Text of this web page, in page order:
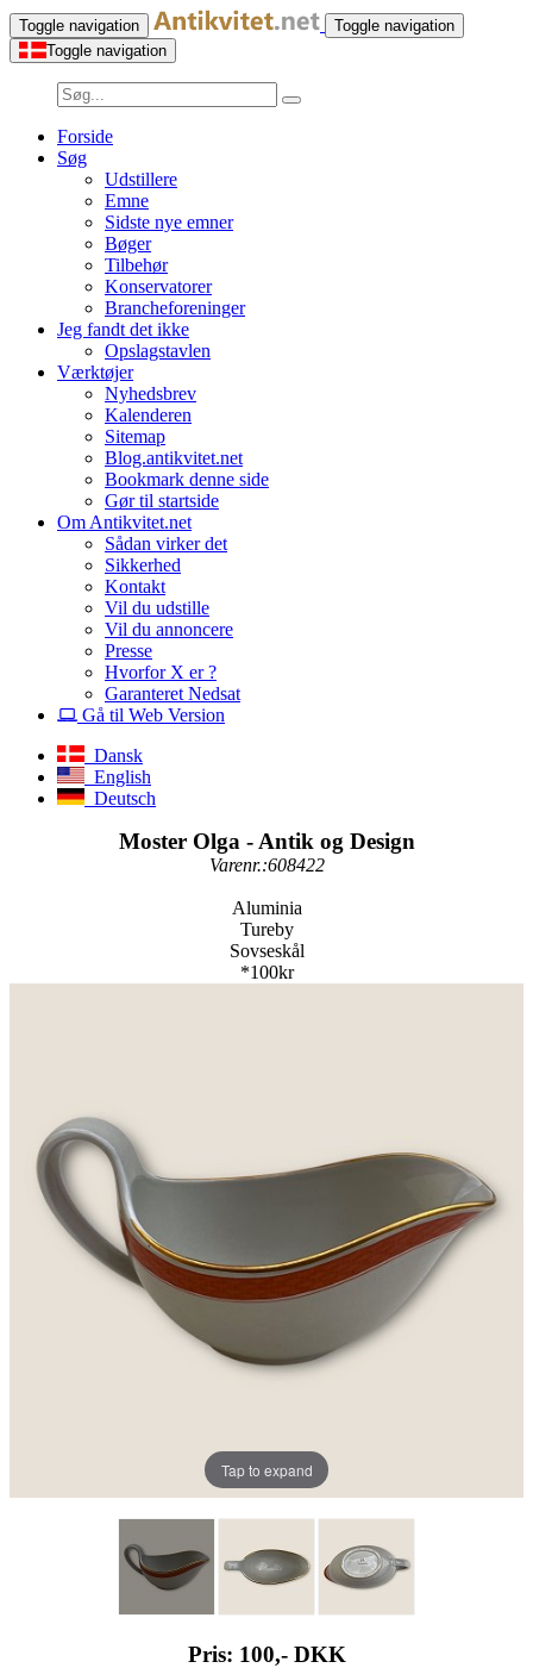
Toggle navigation
Toggle navigation
Toggle navigation
Forside
Søg
Udstillere
Emne
Sidste nye emner
Bøger
Tilbehør
Konservatorer
Brancheforeninger
Jeg fandt det ikke
Opslagstavlen
Værktøjer
Nyhedsbrev
Kalenderen
Sitemap
Blog.antikvitet.net
Bookmark denne side
Gør til startside
Om Antikvitet.net
Sådan virker det
Sikkerhed
Kontakt
Vil du udstille
Vil du annoncere
Presse
Hvorfor X er ?
Garanteret Nedsat
Gå til Web Version
Dansk
English
Deutsch
Moster Olga - Antik og Design
Varenr.:608422
Aluminia
Tureby
Sovseskål
*100kr
Tap to expand
Pris: 100,- DKK